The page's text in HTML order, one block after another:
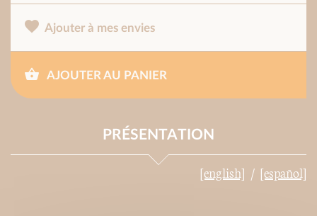
Ajouter à mes envies
AJOUTER AU PANIER
PRÉSENTATION
[english] [español]